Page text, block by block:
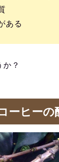
ある
か？
ーヒーの